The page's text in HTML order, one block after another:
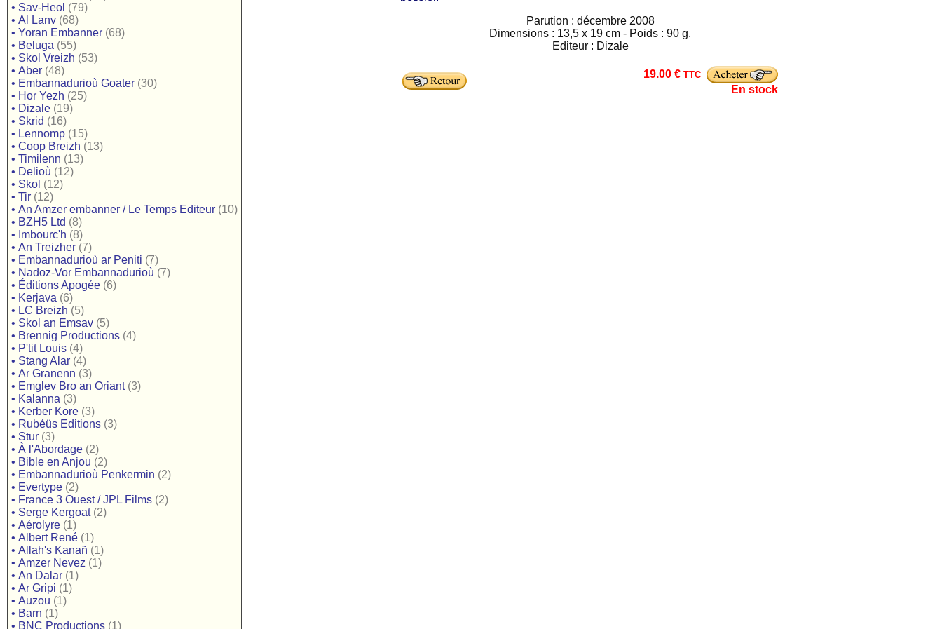
• Sav-Heol (79)
• Al Lanv (68)
• Yoran Embanner (68)
• Beluga (55)
• Skol Vreizh (53)
• Aber (48)
• Embannadurioù Goater (30)
• Hor Yezh (25)
• Dizale (19)
• Skrid (16)
• Lennomp (15)
• Coop Breizh (13)
• Timilenn (13)
• Delioù (12)
• Skol (12)
• Tir (12)
• An Amzer embanner / Le Temps Editeur (10)
• BZH5 Ltd (8)
• Imbourc'h (8)
• An Treizher (7)
• Embannadurioù ar Peniti (7)
• Nadoz-Vor Embannadurioù (7)
• Éditions Apogée (6)
• Kerjava (6)
• LC Breizh (5)
• Skol an Emsav (5)
• Brennig Productions (4)
• P'tit Louis (4)
• Stang Alar (4)
• Ar Granenn (3)
• Emglev Bro an Oriant (3)
• Kalanna (3)
• Kerber Kore (3)
• Rubéüs Editions (3)
• Stur (3)
• À l'Abordage (2)
• Bible en Anjou (2)
• Embannadurioù Penkermin (2)
• Evertype (2)
• France 3 Ouest / JPL Films (2)
• Serge Kergoat (2)
• Aérolyre (1)
• Albert René (1)
• Allah's Kanañ (1)
• Amzer Nevez (1)
• An Dalar (1)
• Ar Gripi (1)
• Auzou (1)
• Barn (1)
• BNC Productions (1)
Parution : décembre 2008
Dimensions : 13,5 x 19 cm - Poids : 90 g.
Editeur : Dizale
19.00 € TTC
En stock